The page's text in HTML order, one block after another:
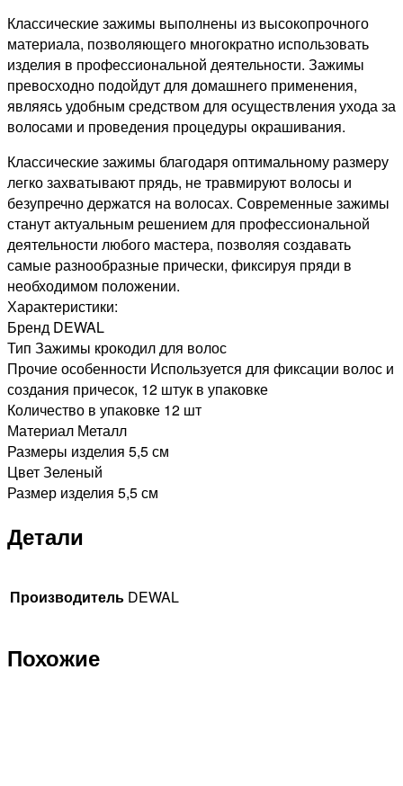
Классические зажимы выполнены из высокопрочного
материала, позволяющего многократно использовать
изделия в профессиональной деятельности. Зажимы
превосходно подойдут для домашнего применения,
являясь удобным средством для осуществления ухода за
волосами и проведения процедуры окрашивания.
Классические зажимы благодаря оптимальному размеру
легко захватывают прядь, не травмируют волосы и
безупречно держатся на волосах. Современные зажимы
станут актуальным решением для профессиональной
деятельности любого мастера, позволяя создавать
самые разнообразные прически, фиксируя пряди в
необходимом положении.
Характеристики:
Бренд DEWAL
Тип Зажимы крокодил для волос
Прочие особенности Используется для фиксации волос и
создания причесок, 12 штук в упаковке
Количество в упаковке 12 шт
Материал Металл
Размеры изделия 5,5 см
Цвет Зеленый
Размер изделия 5,5 см
Детали
Производитель DEWAL
Похожие